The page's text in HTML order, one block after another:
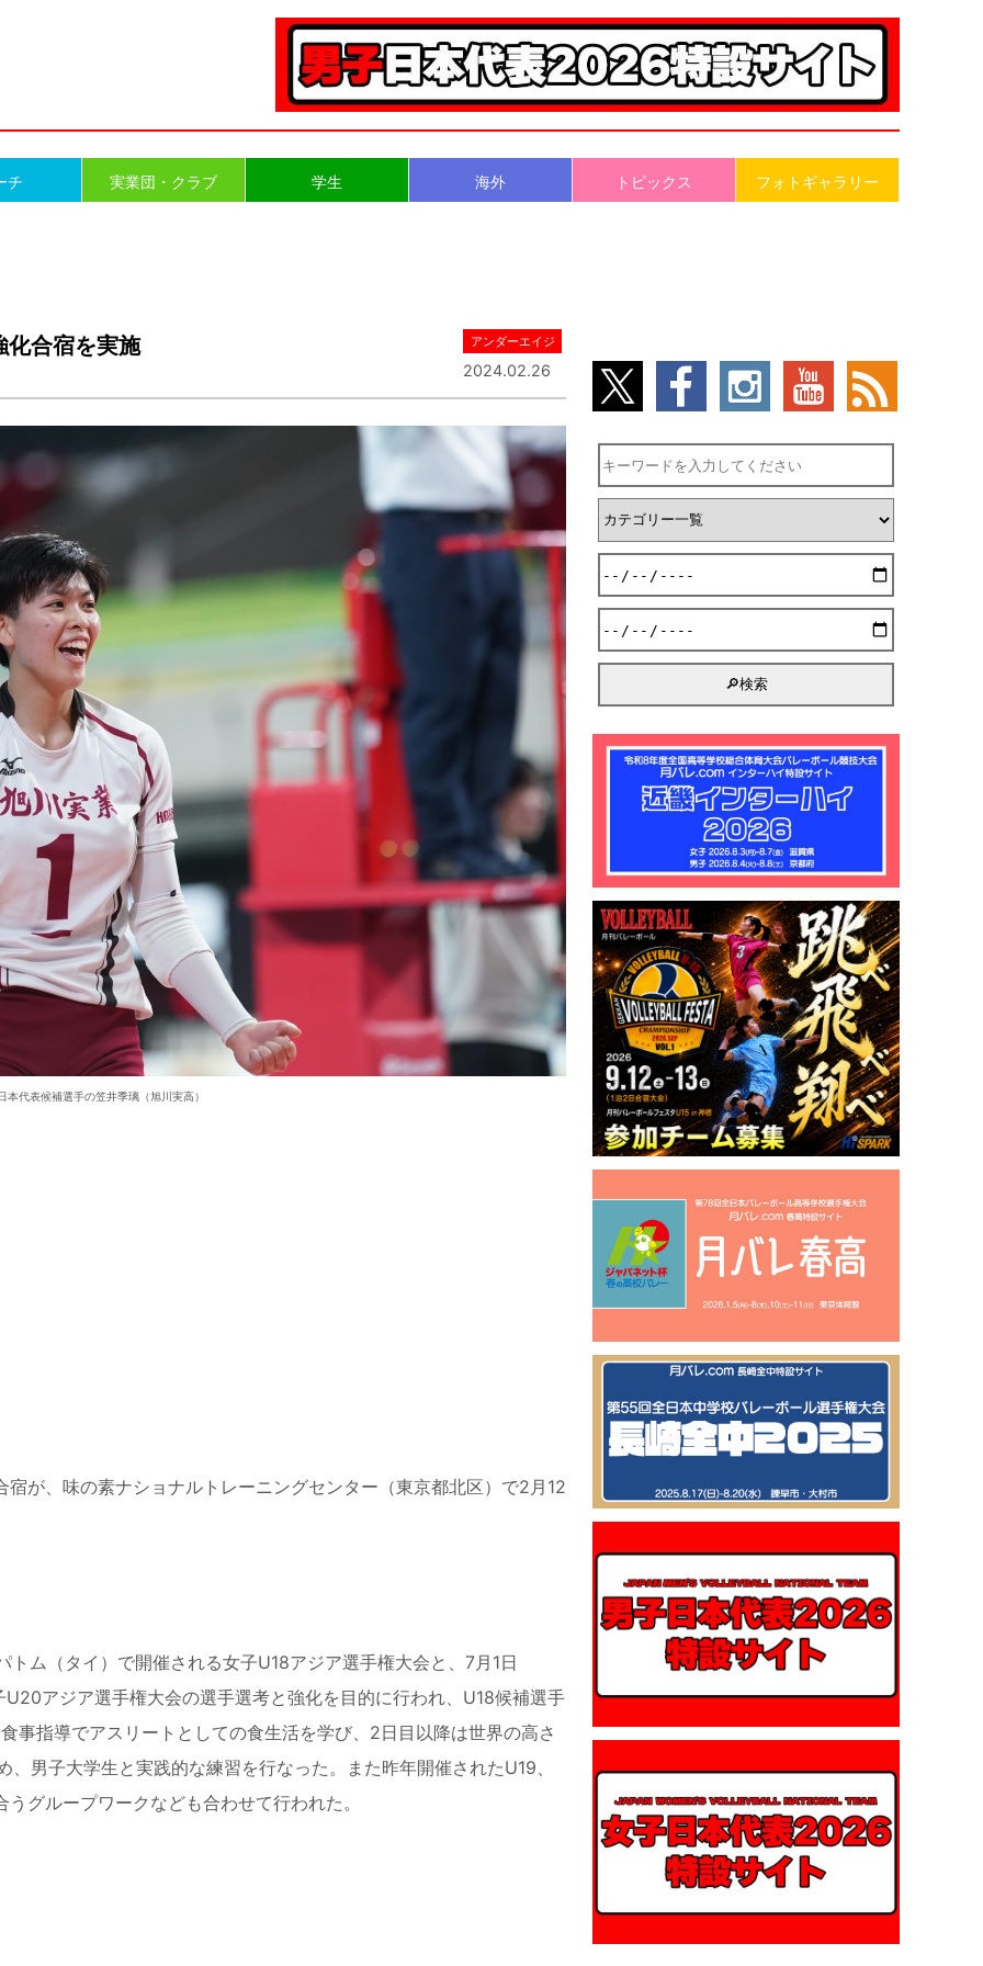
チ 実業団・クラブ 学生 海外 トピックス フォトギャラリー
合宿を実施 アンダーエイジ
2024.02.26
本代表候補選手の笠井季璃（旭川実高）
が、味の素ナショナルトレーニングセンター（東京都北区）で2 月 12
トム（タイ）で開催される女子U18アジア選手権大会と、 7月 1日
U20アジア選手権大会の選手選考と強化を目的に行われ、 U18候補選手
事指導でアスリートとしての食生活を学び、 2日目以降は世界の高さ
男子大学生と実践的な練習を行なった。また昨年開催されたU19、
グループワークなども合わせて行われた。